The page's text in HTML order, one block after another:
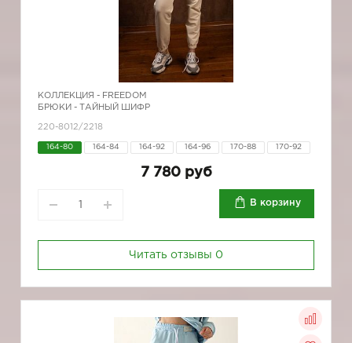
КОЛЛЕКЦИЯ - FREEDOM
БРЮКИ - ТАЙНЫЙ ШИФР
220-8012/2218
164-80 164-84 164-92 164-96 170-88 170-92
7 780 руб
В корзину
Читать отзывы 0